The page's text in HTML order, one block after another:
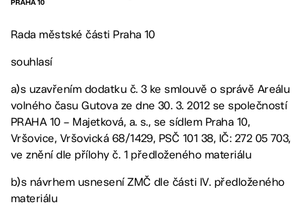
Rada městské části Praha 10
souhlasí
a)s uzavřením dodatku č. 3 ke smlouvě o správě Areálu
volného času Gutova ze dne 30. 3. 2012 se společností
PRAHA 10 – Majetková, a. s., se sídlem Praha 10,
Vršovice, Vršovická 68/1429, PSČ 101 38, IČ: 272 05 703,
ve znění dle přílohy č. 1 předloženého materiálu
b)s návrhem usnesení ZMČ dle části IV. předloženého
materiálu